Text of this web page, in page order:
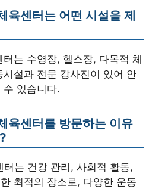
육센터는 어떤 시설을 제
는 수영장, 헬스장, 다목적 체
설과 전문 강사진이 있어 안
수 있습니다.
육센터를 방문하는 이유
는 건강 관리, 사회적 활동,
최적의 장소로, 다양한 운동